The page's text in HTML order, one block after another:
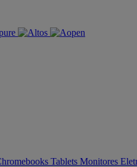
Tablets Monitores